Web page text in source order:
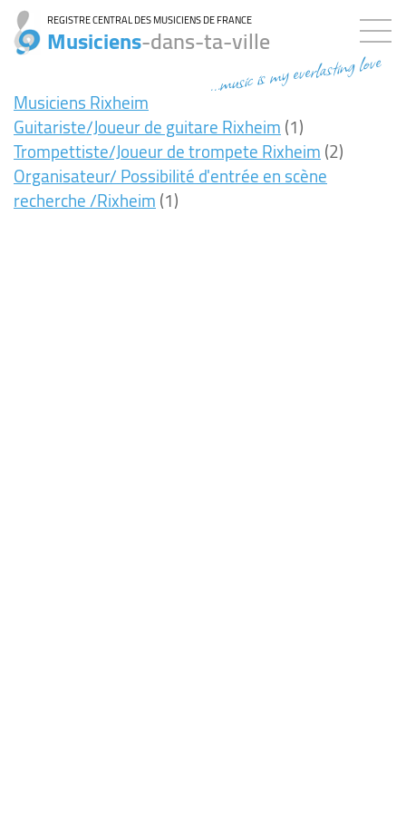
REGISTRE CENTRAL DES MUSICIENS DE FRANCE
Musiciens-dans-ta-ville
...music is my everlasting love
Musiciens Rixheim
Guitariste/Joueur de guitare Rixheim(1)
Trompettiste/Joueur de trompete Rixheim(2)
Organisateur/ Possibilité d'entrée en scène
recherche /Rixheim(1)